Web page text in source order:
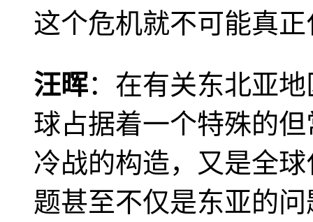
这个危机就不可能真
汪晖：在有关东北亚
球占据着一个特殊的
冷战的构造，又是全
题甚至不仅是东亚的